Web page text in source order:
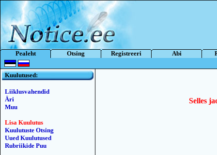
Pealeht Otsing Registreeri Abi
Kuulutused:
Liiklusvahendid
Äri
Muu
Lisa Kuulutus
Kuulutuste Otsing
Uued Kuulutused
Rubriikide Puu
Selles